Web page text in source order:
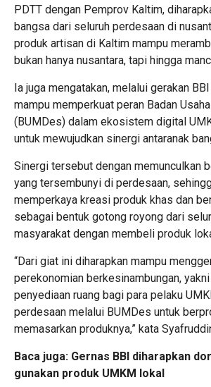
PDTT dengan Pemprov Kaltim,
bangsa dari seluruh perdesaan di
produk artisan di Kaltim mampu
bukan hanya nusantara, tapi hingga
Ia juga mengatakan, melalui gerakan
mampu memperkuat peran Badan
(BUMDes) dalam ekosistem digital
untuk mewujudkan sinergi antaranak
Sinergi tersebut dengan memunculkan
yang tersembunyi di perdesaan,
memperkaya kreasi produk khas dan
sebagai bentuk gotong royong dari
masyarakat dengan membeli produk
“Dari giat ini diharapkan mampu
perekonomian berkesinambungan,
penyediaan ruang bagi para pelaku
perdesaan melalui BUMDes untuk
memasarkan produknya,” kata
Baca juga: Gernas BBI diharapkan
gunakan produk UMKM lokal